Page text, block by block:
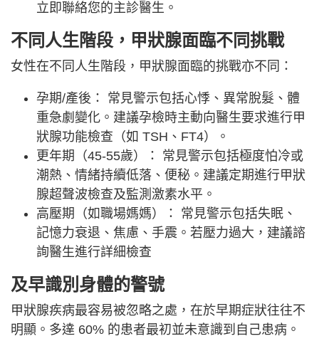
立即聯絡您的主診醫生。
不同人生階段，甲狀腺面臨不同挑戰
女性在不同人生階段，甲狀腺面臨的挑戰亦不同：
孕期/產後： 常見警示包括心悸、異常脫髮、體
重急劇變化。建議孕檢時主動向醫生要求進行甲
狀腺功能檢查（如 TSH、FT4）。
更年期（45-55歲）： 常見警示包括極度怕冷或
潮熱、情緒持續低落、便秘。建議定期進行甲狀
腺超聲波檢查及監測激素水平。
高壓期（如職場媽媽）： 常見警示包括失眠、
記憶力衰退、焦慮、手震。若壓力過大，建議諮
詢醫生進行詳細檢查
及早識別身體的警號
甲狀腺疾病最容易被忽略之處，在於早期症狀往往不
明顯。多達 60% 的患者最初並未意識到自己患病。